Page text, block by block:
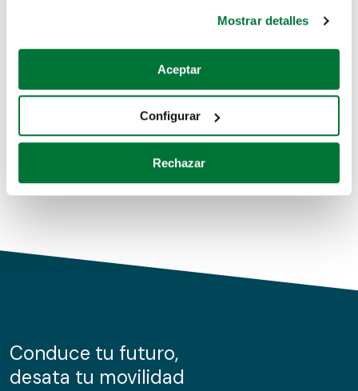
Si lo permite, también quisiéramos:
Recopilar información sobre su ubicación geográfica
Identificar su dispositivo analizándolo activamente
para buscar características específicas (huellas
Obtenga más información sobre cómo se procesan sus
de cookies.
información sobre el uso que haga del sitio web con
nuestros partners de redes sociales, publicidad y análisis
Mostrar detalles
Aceptar
Configurar
Rechazar
Coches de segunda mano
Coches de km0
Conduce tu futuro,
desata tu movilidad